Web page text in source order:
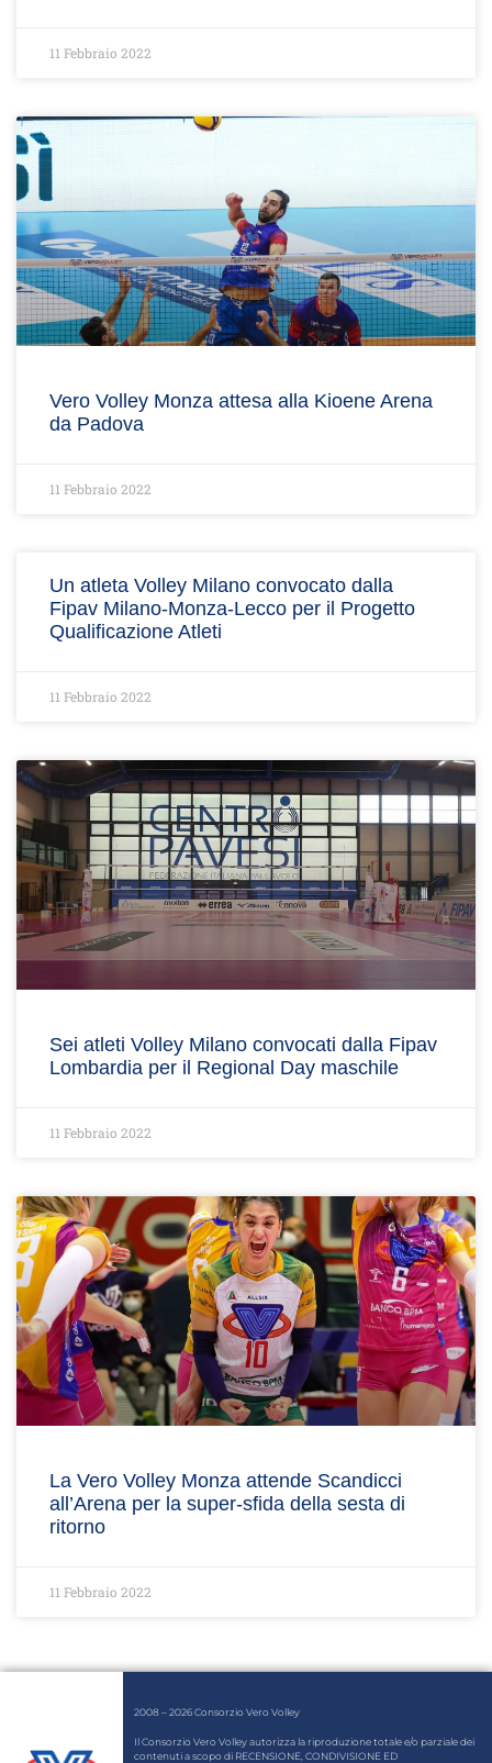
11 Febbraio 2022
Vero Volley Monza attesa alla Kioene Arena
da Padova
11 Febbraio 2022
Un atleta Volley Milano convocato dalla
Fipav Milano-Monza-Lecco per il Progetto
Qualificazione Atleti
11 Febbraio 2022
Sei atleti Volley Milano convocati dalla Fipav
Lombardia per il Regional Day maschile
11 Febbraio 2022
La Vero Volley Monza attende Scandicci
all’Arena per la super-sfida della sesta di
ritorno
11 Febbraio 2022
2008 – 2026 Consorzio Vero Volley
Il Consorzio Vero Volley autorizza la riproduzione totale e/o parziale dei
contenuti a scopo di RECENSIONE, CONDIVISIONE ED